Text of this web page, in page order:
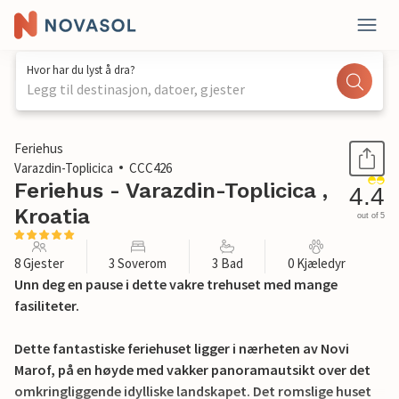
Hvor har du lyst å dra?
Legg til destinasjon, datoer, gjester
1 / 43
Feriehus
Varazdin-Toplicica
CCC426
Feriehus - Varazdin-Toplicica ,
Kroatia
4.4
out of 5
8 Gjester 3 Soverom 3 Bad 0 Kjæledyr
Unn deg en pause i dette vakre trehuset med mange
fasiliteter.
Dette fantastiske feriehuset ligger i nærheten av Novi
Marof, på en høyde med vakker panoramautsikt over det
omkringliggende idylliske landskapet. Det romslige huset